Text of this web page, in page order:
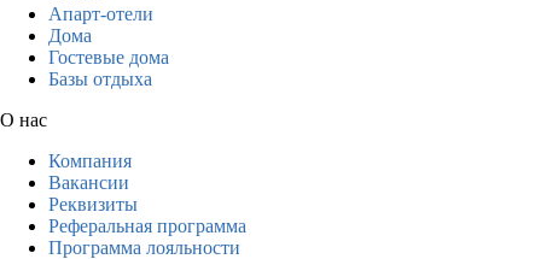
Апарт-отели
Дома
Гостевые дома
Базы отдыха
О нас
Компания
Вакансии
Реквизиты
Реферальная программа
Программа лояльности